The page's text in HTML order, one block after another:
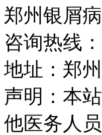
郑州银屑
咨询热线
地址：郑
声明：本
他医务人